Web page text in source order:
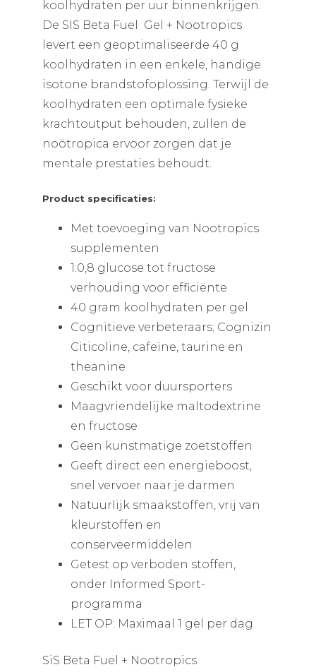
koolhydraten per uur binnenkrijgen.
De SIS Beta Fuel Gel + Nootropics
levert een geoptimaliseerde 40 g
koolhydraten in een enkele, handige
isotone brandstofoplossing. Terwijl de
koolhydraten een optimale fysieke
krachtoutput behouden, zullen de
noötropica ervoor zorgen dat je
mentale prestaties behoudt.
Product specificaties:
Met toevoeging van Nootropics
supplementen
1:0,8 glucose tot fructose
verhouding voor efficiënte
40 gram koolhydraten per gel
Cognitieve verbeteraars; Cognizin
Citicoline, cafeïne, taurine en
theanine
Geschikt voor duursporters
Maagvriendelijke maltodextrine
en fructose
Geen kunstmatige zoetstoffen
Geeft direct een energieboost,
snel vervoer naar je darmen
Natuurlijk smaakstoffen, vrij van
kleurstoffen en
conserveermiddelen
Getest op verboden stoffen,
onder Informed Sport-
programma
LET OP: Maximaal 1 gel per dag
SiS Beta Fuel + Nootropics